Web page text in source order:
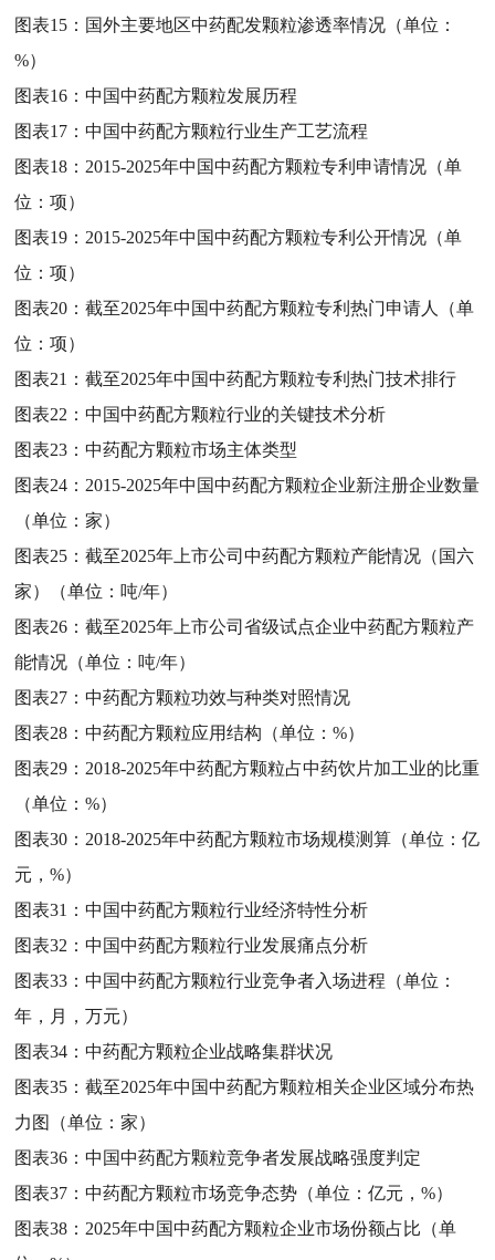
图表15： 国外主要地区中药配发颗粒渗透率情况（单位：
%）
图表16：中国中药配方颗粒发展历程
图表17：中国中药配方颗粒行业生产工艺流程
图表18： 2015-2025年中国中药配方颗粒专利申请情况（单
位：项）
图表19： 2015-2025年中国中药配方颗粒专利公开情况（单
位：项）
图表20：截至2025年中国中药配方颗粒专利热门申请人（单
位：项）
图表21：截至2025年中国中药配方颗粒专利热门技术排行
图表22：中国中药配方颗粒行业的关键技术分析
图表23：中药配方颗粒市场主体类型
图表24： 2015-2025年中国中药配方颗粒企业新注册企业数量
（单位：家）
图表25：截至2025年上市公司中药配方颗粒产能情况（国六
家）（单位：吨/年）
图表26：截至2025年上市公司省级试点企业中药配方颗粒产
能情况（单位：吨/年）
图表27：中药配方颗粒功效与种类对照情况
图表28：中药配方颗粒应用结构（单位：%）
图表29： 2018-2025年中药配方颗粒占中药饮片加工业的比重
（单位：%）
图表30： 2018-2025年中药配方颗粒市场规模测算（单位：亿
元，%）
图表31：中国中药配方颗粒行业经济特性分析
图表32：中国中药配方颗粒行业发展痛点分析
图表33：中国中药配方颗粒行业竞争者入场进程（单位：
年，月，万元）
图表34：中药配方颗粒企业战略集群状况
图表35：截至2025年中国中药配方颗粒相关企业区域分布热
力图（单位：家）
图表36：中国中药配方颗粒竞争者发展战略强度判定
图表37：中药配方颗粒市场竞争态势（单位：亿元，%）
图表38： 2025年中国中药配方颗粒企业市场份额占比（单